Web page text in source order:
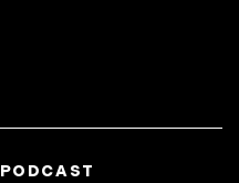
PODCAST